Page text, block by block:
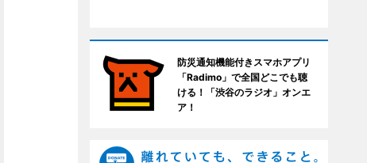
防災通知機能付きスマホアプリ
「Radimo」で全国どこでも聴
ける！「渋谷のラジオ」オンエ
ア！